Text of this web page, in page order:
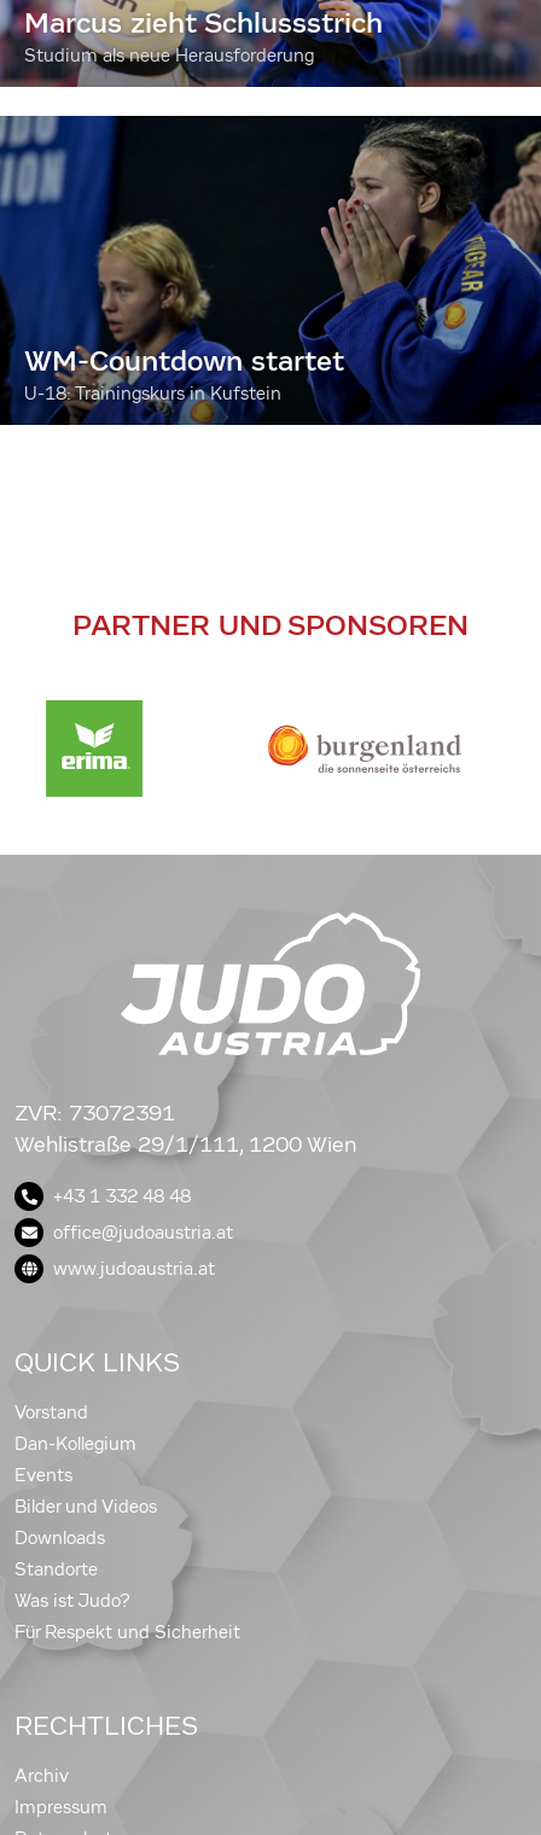
Marcus zieht Schlussstrich
Studium als neue Herausforderung
WM-Countdown startet
U-18: Trainingskurs in Kufstein
PARTNER UND SPONSOREN
ZVR: 73072391
Wehlistraße 29/1/111, 1200 Wien
+43 1 332 48 48
office@judoaustria.at
www.judoaustria.at
QUICK LINKS
Vorstand
Dan-Kollegium
Events
Bilder und Videos
Downloads
Standorte
Was ist Judo?
Für Respekt und Sicherheit
RECHTLICHES
Archiv
Impressum